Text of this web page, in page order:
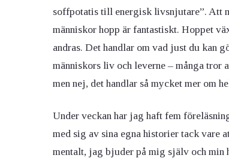
soffpotatis till energisk livsnjutare”. Att
människor hopp är fantastiskt. Hoppet
andras. Det handlar om vad just du kan
människors liv och leverne – många tror
men nej, det handlar så mycket mer om
Under veckan har jag haft fem
med sig av sina egna historier tack vare
mentalt, jag bjuder på mig själv och min